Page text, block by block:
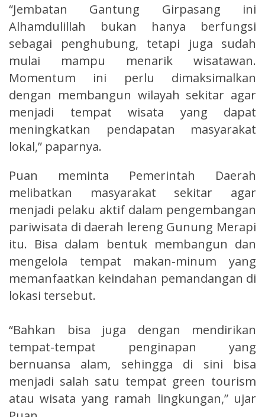
“Jembatan Gantung Girpasang ini
Alhamdulillah bukan hanya berfungsi
sebagai penghubung, tetapi juga sudah
mulai mampu menarik wisatawan.
Momentum ini perlu dimaksimalkan
dengan membangun wilayah sekitar agar
menjadi tempat wisata yang dapat
meningkatkan pendapatan masyarakat
lokal,” paparnya.
Puan meminta Pemerintah Daerah
melibatkan masyarakat sekitar agar
menjadi pelaku aktif dalam pengembangan
pariwisata di daerah lereng Gunung Merapi
itu. Bisa dalam bentuk membangun dan
mengelola tempat makan-minum yang
memanfaatkan keindahan pemandangan di
lokasi tersebut.
“Bahkan bisa juga dengan mendirikan
tempat-tempat penginapan yang
bernuansa alam, sehingga di sini bisa
menjadi salah satu tempat green tourism
atau wisata yang ramah lingkungan,” ujar